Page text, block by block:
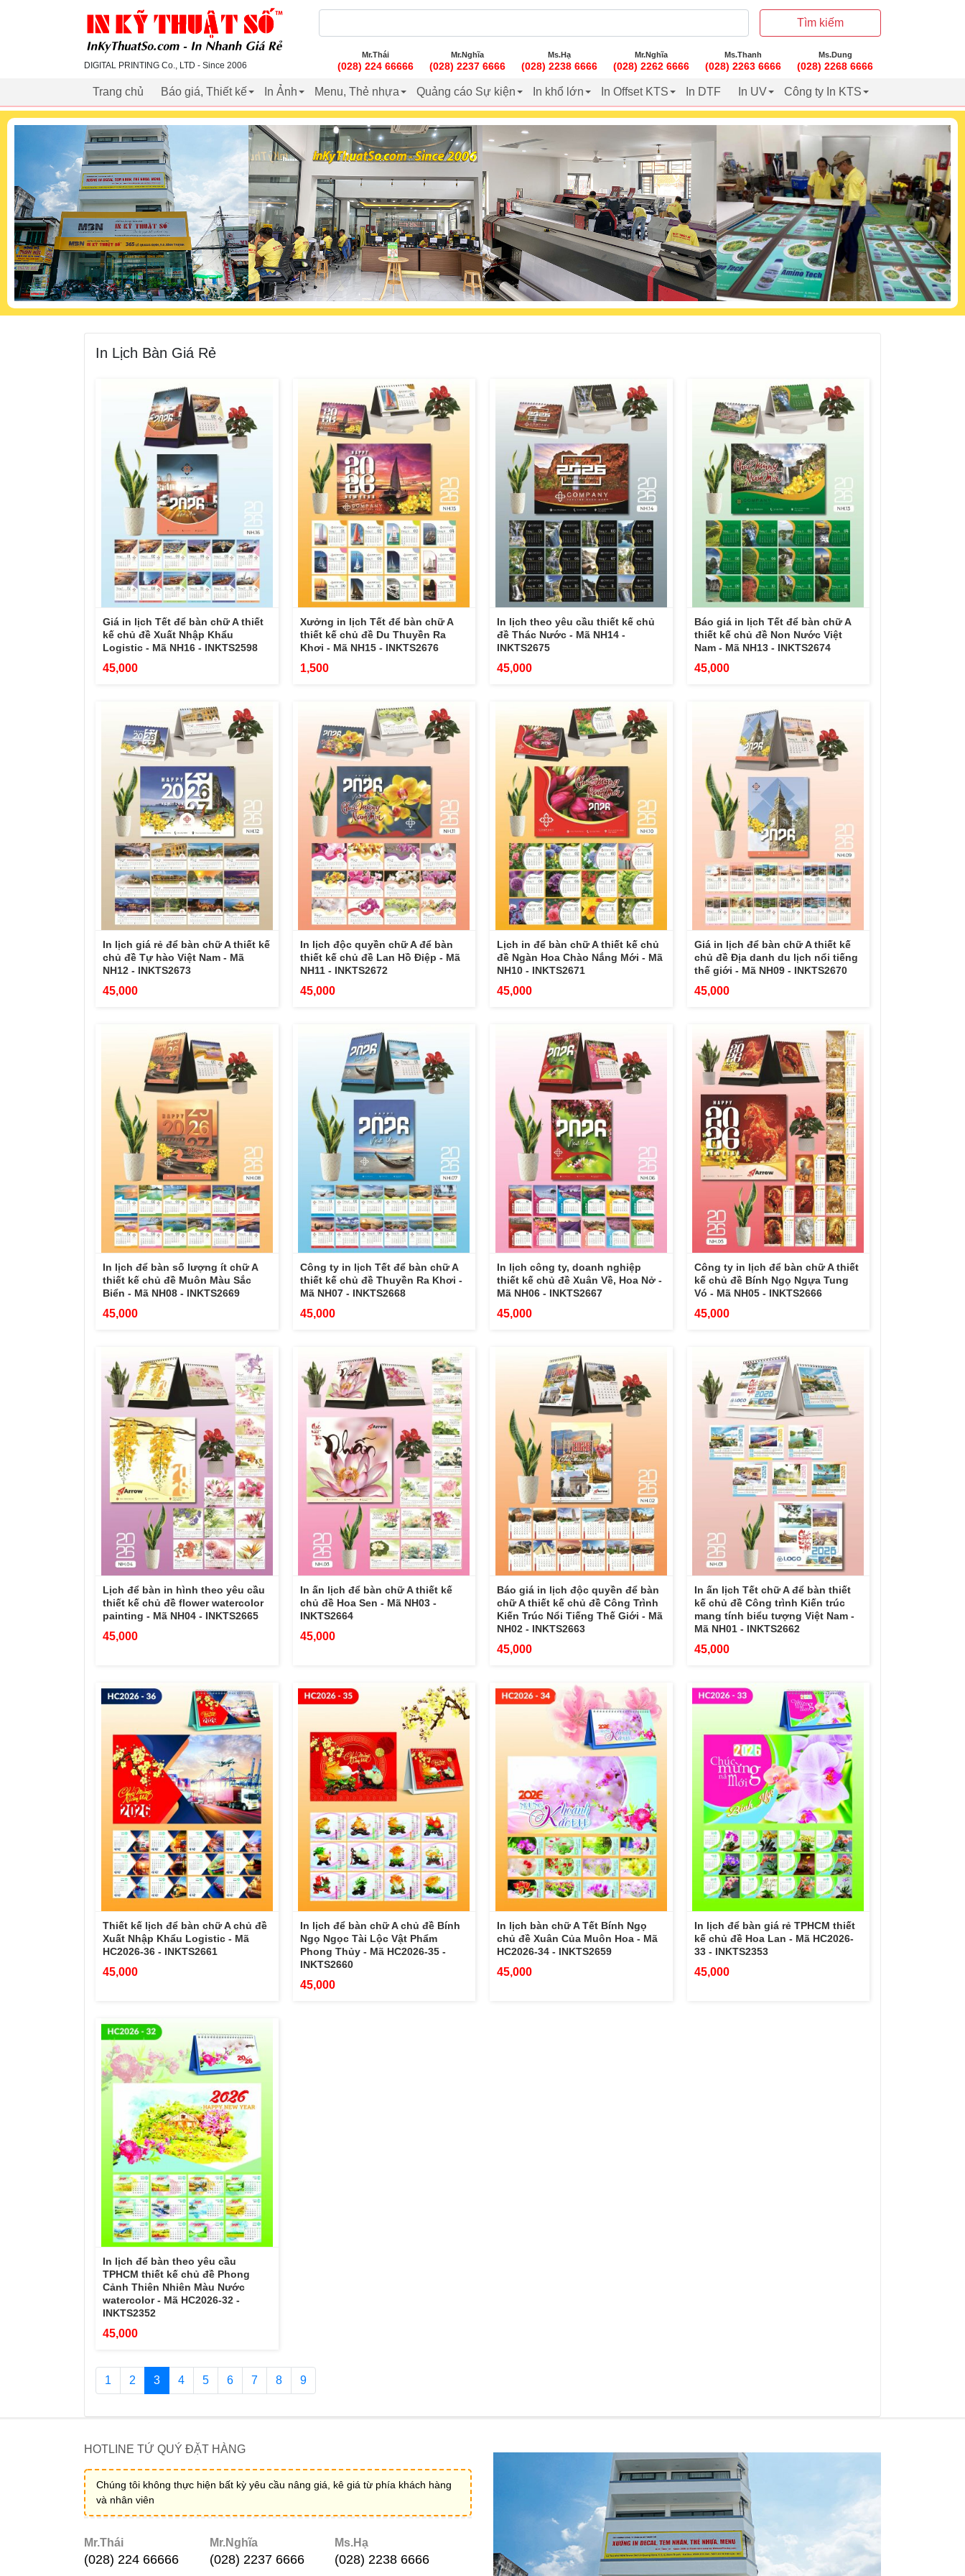
inkythuatso.com
DIGITAL PRINTING Co., LTD - Since 2006
Tìm kiếm
Mr.Thái
(028) 224 66666
Mr.Nghĩa
(028) 2237 6666
Ms.Hạ
(028) 2238 6666
Mr.Nghĩa
(028) 2262 6666
Ms.Thanh
(028) 2263 6666
Ms.Dung
(028) 2268 6666
Trang chủ Báo giá, Thiết kế In Ảnh Menu, Thẻ nhựa Quảng cáo Sự kiện In khổ lớn In Offset KTS In DTF In UV Công ty In KTS
In Lịch Bàn Giá Rẻ
Giá in lịch Tết để bàn chữ A thiết
kế chủ đề Xuất Nhập Khẩu
Logistic - Mã NH16 - INKTS2598
45,000
Xưởng in lịch Tết để bàn chữ A
thiết kế chủ đề Du Thuyền Ra
Khơi - Mã NH15 - INKTS2676
1,500
In lịch theo yêu cầu thiết kế chủ
đề Thác Nước - Mã NH14 -
INKTS2675
45,000
Báo giá in lịch Tết để bàn chữ A
thiết kế chủ đề Non Nước Việt
Nam - Mã NH13 - INKTS2674
45,000
In lịch giá rẻ để bàn chữ A thiết kế
chủ đề Tự hào Việt Nam - Mã
NH12 - INKTS2673
45,000
In lịch độc quyền chữ A để bàn
thiết kế chủ đề Lan Hồ Điệp - Mã
NH11 - INKTS2672
45,000
Lịch in để bàn chữ A thiết kế chủ
đề Ngàn Hoa Chào Nắng Mới - Mã
NH10 - INKTS2671
45,000
Giá in lịch để bàn chữ A thiết kế
chủ đề Địa danh du lịch nổi tiếng
thế giới - Mã NH09 - INKTS2670
45,000
In lịch để bàn số lượng ít chữ A
thiết kế chủ đề Muôn Màu Sắc
Biển - Mã NH08 - INKTS2669
45,000
Công ty in lịch Tết để bàn chữ A
thiết kế chủ đề Thuyền Ra Khơi -
Mã NH07 - INKTS2668
45,000
In lịch công ty, doanh nghiệp
thiết kế chủ đề Xuân Về, Hoa Nở -
Mã NH06 - INKTS2667
45,000
Công ty in lịch để bàn chữ A thiết
kế chủ đề Bính Ngọ Ngựa Tung
Vó - Mã NH05 - INKTS2666
45,000
Lịch để bàn in hình theo yêu cầu
thiết kế chủ đề flower watercolor
painting - Mã NH04 - INKTS2665
45,000
In ấn lịch để bàn chữ A thiết kế
chủ đề Hoa Sen - Mã NH03 -
INKTS2664
45,000
Báo giá in lịch độc quyền để bàn
chữ A thiết kế chủ đề Công Trình
Kiến Trúc Nổi Tiếng Thế Giới - Mã
NH02 - INKTS2663
45,000
In ấn lịch Tết chữ A để bàn thiết
kế chủ đề Công trình Kiến trúc
mang tính biểu tượng Việt Nam -
Mã NH01 - INKTS2662
45,000
Thiết kế lịch để bàn chữ A chủ đề
Xuất Nhập Khẩu Logistic - Mã
HC2026-36 - INKTS2661
45,000
In lịch để bàn chữ A chủ đề Bính
Ngọ Ngọc Tài Lộc Vật Phẩm
Phong Thủy - Mã HC2026-35 -
INKTS2660
45,000
In lịch bàn chữ A Tết Bính Ngọ
chủ đề Xuân Của Muôn Hoa - Mã
HC2026-34 - INKTS2659
45,000
In lịch để bàn giá rẻ TPHCM thiết
kế chủ đề Hoa Lan - Mã HC2026-
33 - INKTS2353
45,000
In lịch để bàn theo yêu cầu
TPHCM thiết kế chủ đề Phong
Cảnh Thiên Nhiên Màu Nước
watercolor - Mã HC2026-32 -
INKTS2352
45,000
1 2 3 4 5 6 7 8 9
HOTLINE TỨ QUÝ ĐẶT HÀNG
Chúng tôi không thực hiện bất kỳ yêu cầu nâng giá, kê giá từ phía khách hàng
và nhân viên
Mr.Thái
(028) 224 66666
Mr.Nghĩa
(028) 2237 6666
Ms.Hạ
(028) 2238 6666